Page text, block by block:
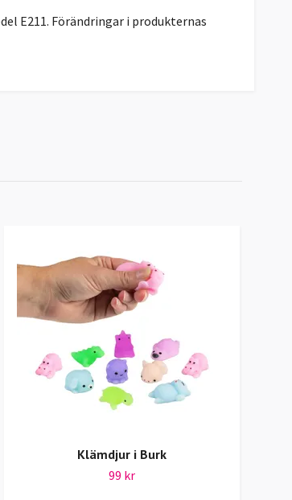
E211. Förändringar i produkternas
Klämdjur i Burk
99 kr